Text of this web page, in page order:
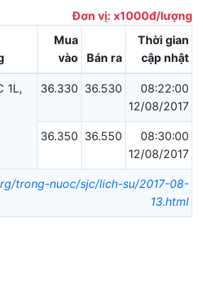
Đơn vị: x1000đ/lượng
Mua
vào
Bán ra
Thời gian
cập nhật
1L,
36.330 36.530
08:22:00
12/08/2017
36.350 36.550
08:30:00
12/08/2017
trong-nuoc/sjc/lich-su/2017-08-
13.html